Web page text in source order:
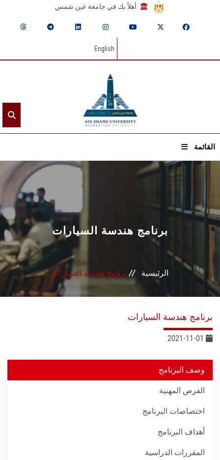
أهلاً بك في جامعة عين شمس
English
القائمة
الرئيسيـة
عن الجامعة
القطاعـات
الشئون الأكاديمية
البحث العلمي
برنامج هندسة السيارات
الرئيسية برنامج هندسة السيارات
برنامج هندسة السيارات
وصف البرنامج
الفرص المهنية
اختصاصات البرنامج
أهداف البرنامج
المقررات الدراسية